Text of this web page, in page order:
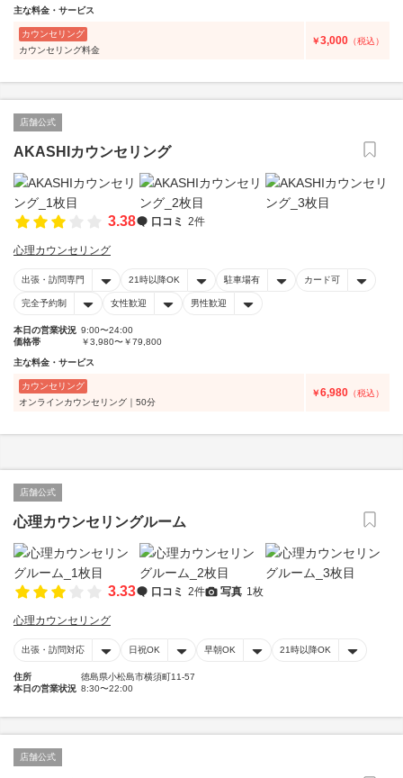
主な料金・サービス
カウンセリング
カウンセリング料金
￥3,000 （税込）
店舗公式
AKASHIカウンセリング
3.38 口コミ 2件
心理カウンセリング
出張・訪問専門 21時以降OK 駐車場有 カード可
完全予約制 女性歓迎 男性歓迎
本日の営業状況 9:00〜24:00
価格帯
￥3,980〜￥79,800
主な料金・サービス
カウンセリング
オンラインカウンセリング｜50分
￥6,980 （税込）
店舗公式
心理カウンセリングルーム
3.33 口コミ 2件 写真 1枚
心理カウンセリング
出張・訪問対応 日祝OK 早朝OK 21時以降OK
住所
徳島県小松島市横須町11-57
本日の営業状況 8:30〜22:00
店舗公式